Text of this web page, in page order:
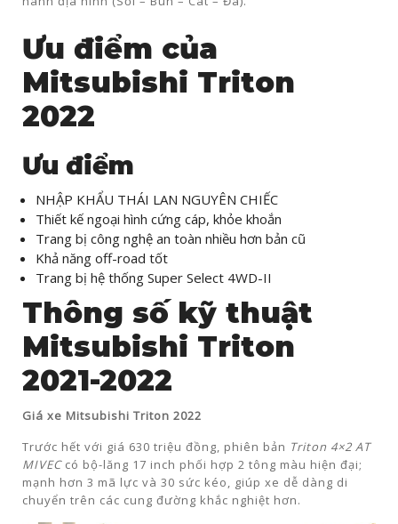
Ưu điểm của
Mitsubishi Triton
2022
Ưu điểm
NHẬP KHẨU THÁI LAN NGUYÊN CHIẾC
Thiết kế ngoại hình cứng cáp, khỏe khoắn
Trang bị công nghệ an toàn nhiều hơn bản cũ
Khả năng off-road tốt
Trang bị hệ thống Super Select 4WD-II
Thông số kỹ thuật
Mitsubishi Triton
2021-2022
Giá xe Mitsubishi Triton 2022
Trước hết với giá 630 triệu đồng, phiên bản Triton 4×2 AT
MIVECcó bộ-lăng 17 inch phối hợp 2 tông màu hiện đại;
mạnh hơn 3 mã lực và 30 sức kéo, giúp xe dễ dàng di
chuyển trên các cung đường khắc nghiệt hơn.